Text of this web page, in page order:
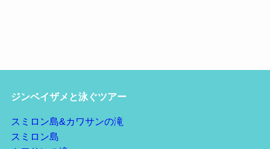
ジンベイザメと泳ぐツアー
スミロン島&カワサンの滝
スミロン島